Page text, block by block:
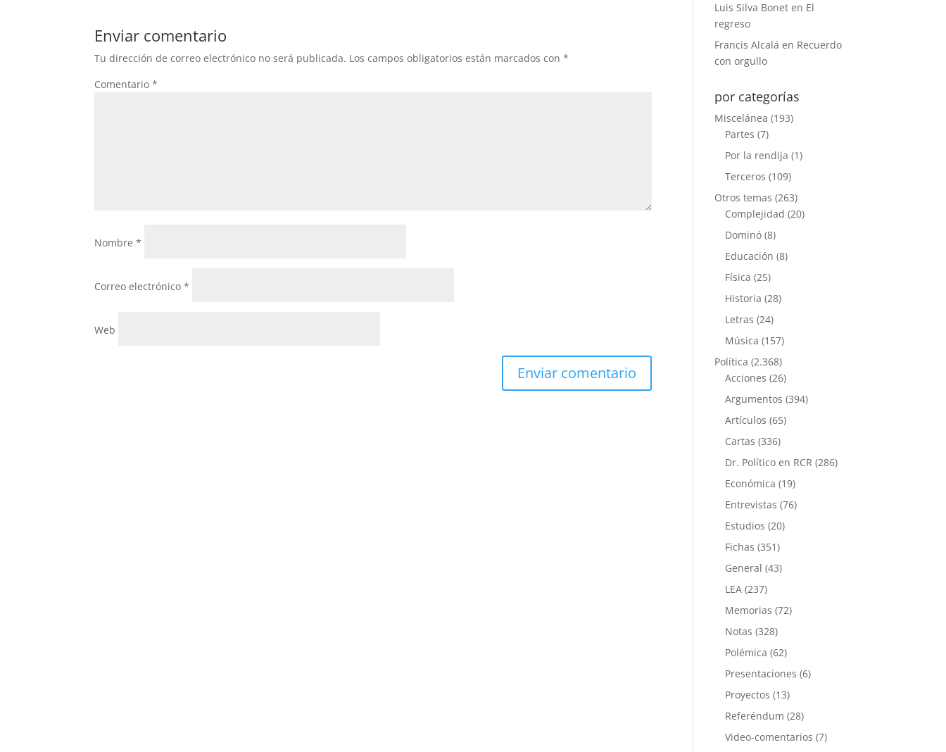
Enviar comentario
Tu dirección de correo electrónico no será publicada. Los campos obligatorios están marcados con*
Comentario*
Nombre*
Correo electrónico*
Web
Luis Silva Bonet en El
regreso
Francis Alcalá en Recuerdo
con orgullo
por categorías
Miscelánea (193)
Partes (7)
Por la rendija (1)
Terceros (109)
Otros temas (263)
Complejidad (20)
Dominó (8)
Educación (8)
Física (25)
Historia (28)
Letras (24)
Música (157)
Política (2.368)
Acciones (26)
Argumentos (394)
Artículos (65)
Cartas (336)
Dr. Político en RCR (286)
Económica (19)
Entrevistas (76)
Estudios (20)
Fichas (351)
General (43)
LEA (237)
Memorias (72)
Notas (328)
Polémica (62)
Presentaciones (6)
Proyectos (13)
Referéndum (28)
Video-comentarios (7)